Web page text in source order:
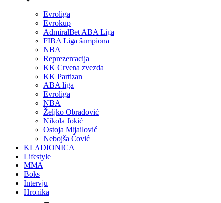
Evroliga
Evrokup
AdmiralBet ABA Liga
FIBA Liga šampiona
NBA
Reprezentacija
KK Crvena zvezda
KK Partizan
ABA liga
Evroliga
NBA
Željko Obradović
Nikola Jokić
Ostoja Mijailović
Nebojša Čović
KLADIONICA
Lifestyle
MMA
Boks
Intervju
Hronika